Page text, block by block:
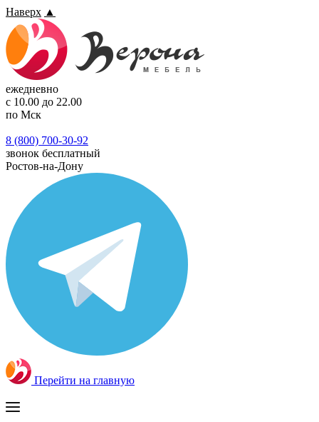
Наверх ▲
ежедневно
с 10.00 до 22.00
по Мск
8 (800) 700-30-92
звонок бесплатный
Ростов-на-Дону
Перейти на главную